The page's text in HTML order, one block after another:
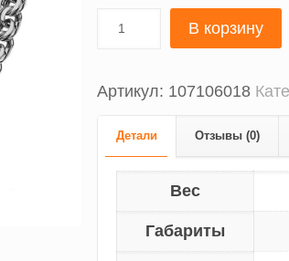
В корзину
Артикул: 107106018
Детали Отзывы (0)
Вес
Габариты